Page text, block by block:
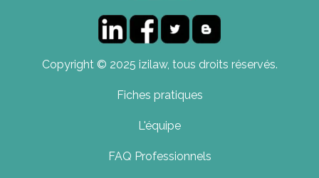
Copyright © 2025 izilaw, tous droits réservés.
Fiches pratiques
L'équipe
FAQ Professionnels